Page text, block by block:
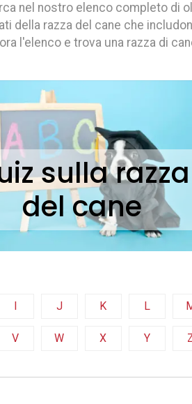
nel nostro elenco completo di
della razza del cane che
l'elenco e trova una razza di
sulla razza
del cane
I J K L
V W X Y